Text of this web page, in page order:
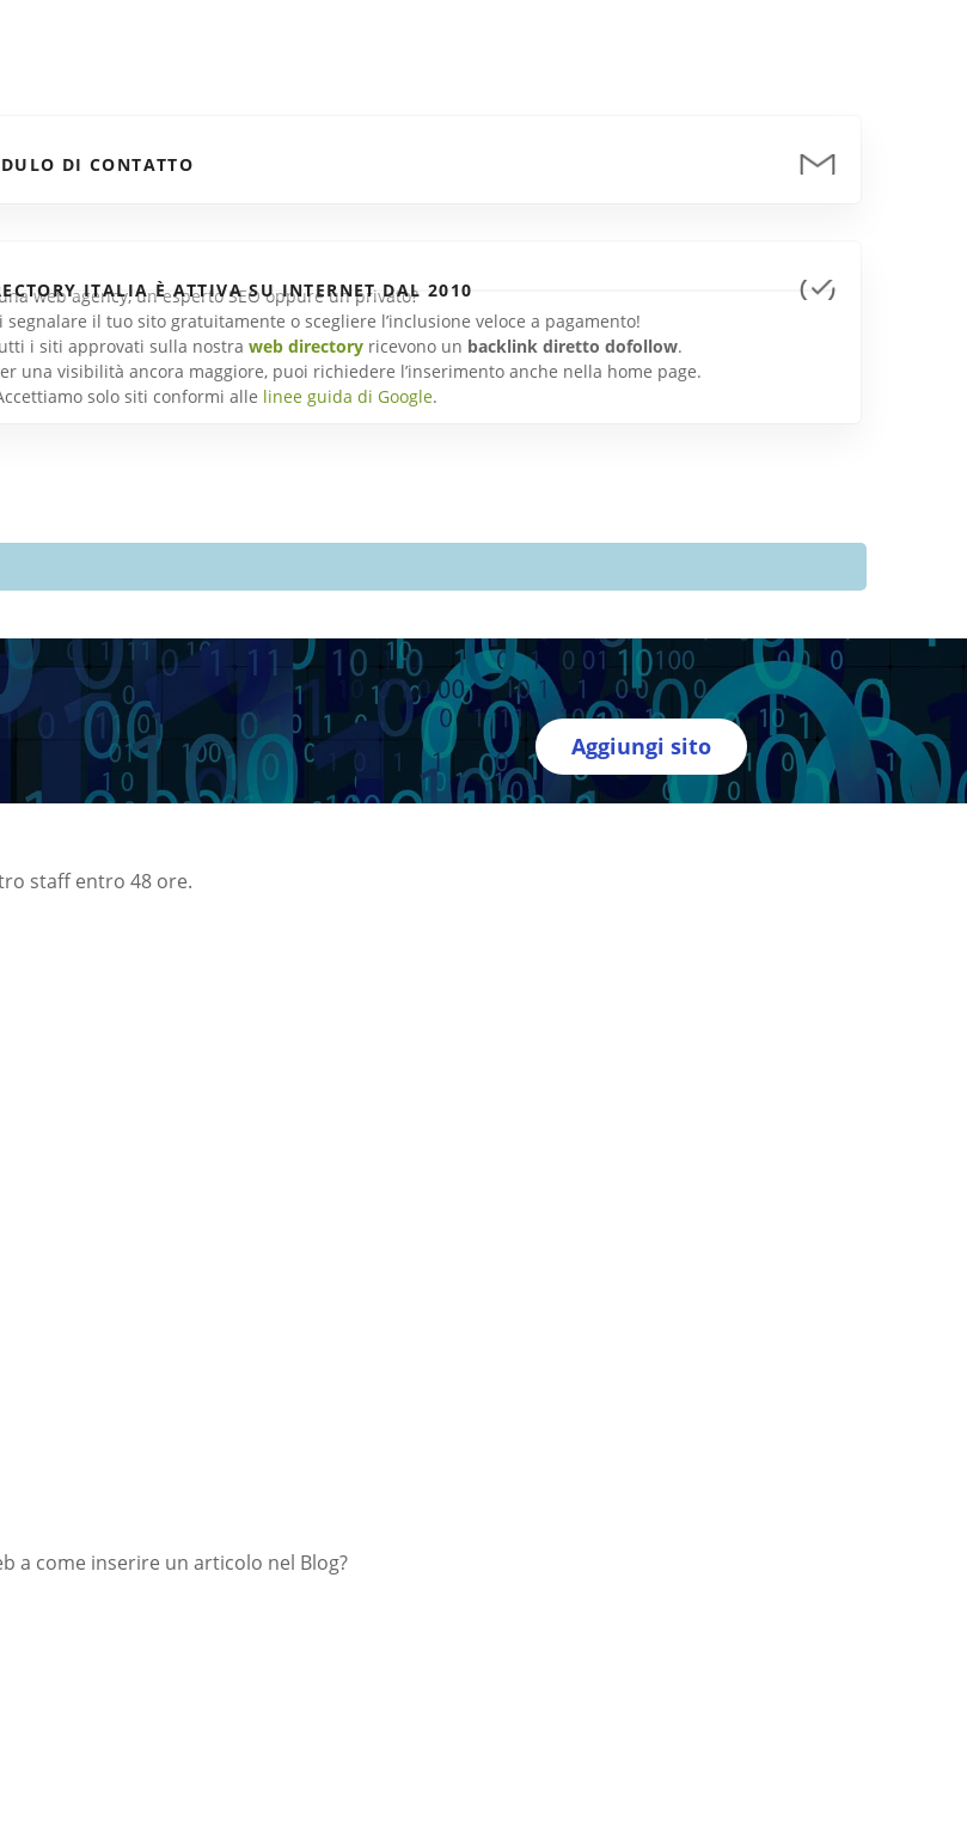
DI CONTATTO
ITALIA È ATTIVA SU INTERNET DAL 2010
web agency, un esperto SEO oppure un privato?
segnalare il tuo sito gratuitamente o scegliere l’inclusione veloce a pagamento!
i siti approvati sulla nostra web directoryricevono un backlink diretto dofollow.
una visibilità ancora maggiore, puoi richiedere l’inserimento anche nella home page.
solo siti conformi alle linee guida di Google.
Aggiungi sito
staff entro 48 ore.
a come inserire un articolo nel Blog?